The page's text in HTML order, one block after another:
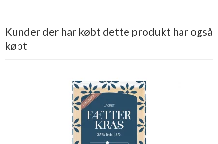
Kunder der har købt dette produkt har også
købt